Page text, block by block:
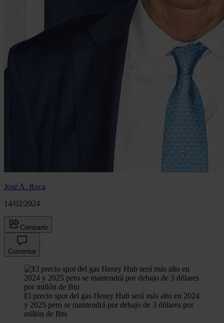
José A. Roca
14/02/2024
Compartir
Comentar
El precio spot del gas Henry Hub será más alto en 2024
y 2025 pero se mantendrá por debajo de 3 dólares por
millón de Btu